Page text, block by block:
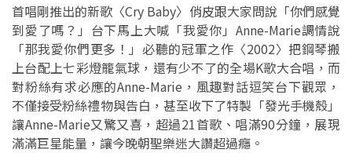
首唱剛推出的新歌〈Cry Baby〉俏皮跟大家問說「你們感覺
到愛了嗎？」台下馬上大喊「我愛你」Anne-Marie調情說
「那我愛你們更多！」必聽的冠軍之作〈2002〉把鋼琴搬
上台配上七彩燈籠氣球，還有少不了的全場K歌大合唱，而
對粉絲有求必應的Anne-Marie，風趣對話逗笑台下觀眾，
不僅接受粉絲禮物與告白，甚至收下了特製「發光手機殼」
讓Anne-Marie又驚又喜，超過21首歌、唱滿90分鐘，展現
滿滿巨星能量，讓今晚朝聖樂迷大讚超過癮。